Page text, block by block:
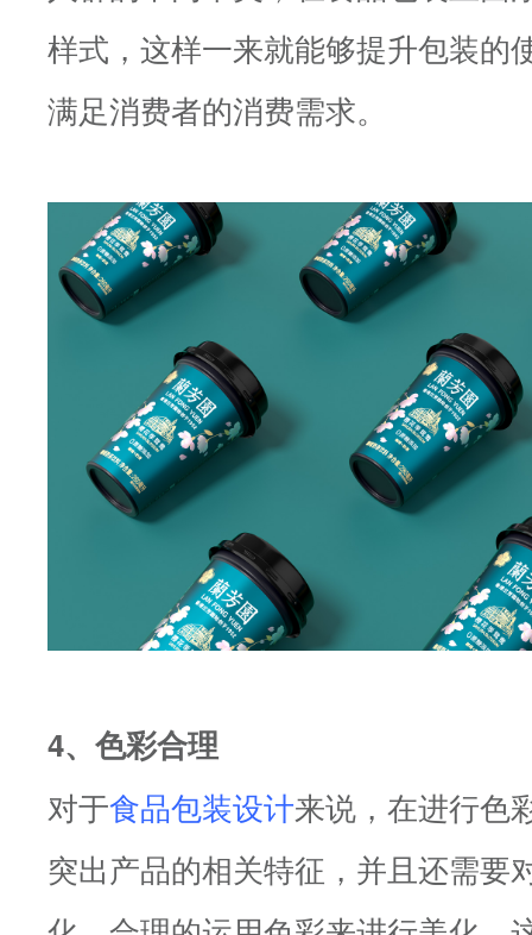
样式，这样一来就能够提升包装的
满足消费者的消费需求。
4、色彩合理
对于食品包装设计来说，在进行色
突出产品的相关特征，并且还需要